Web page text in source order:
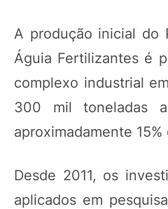
A produção inicial do
Águia Fertilizantes é
complexo industrial
300 mil toneladas
aproximadamente
Desde 2011, os
aplicados em